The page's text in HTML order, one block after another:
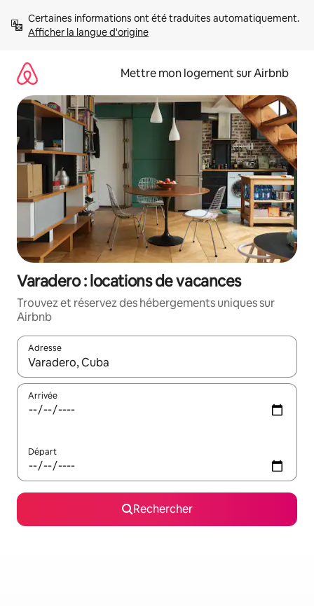
directement
Afficher la langue d'origine
Mettre mon logement sur Airbnb
Varadero : locations de vacances
Trouvez et réservez des hébergements uniques sur
Airbnb
Adresse
Lorsque les résultats s'affichent, utilisez les flèches vers le
Arrivée
Départ
Rechercher